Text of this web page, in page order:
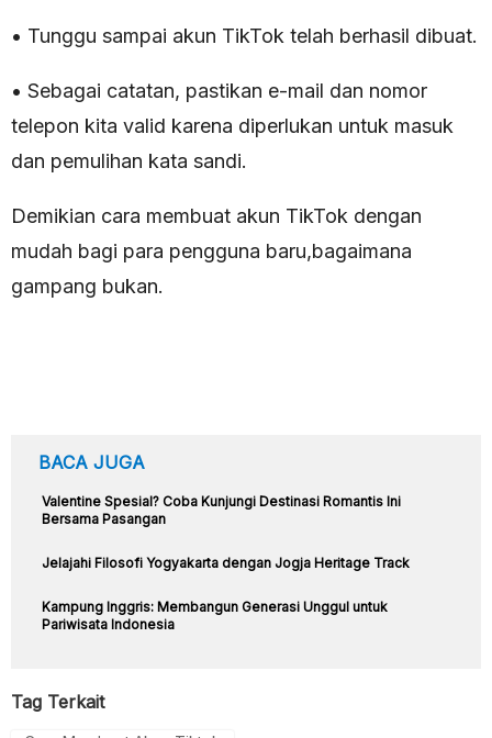
• Tunggu sampai akun TikTok telah berhasil dibuat.
• Sebagai catatan, pastikan e-mail dan nomor
telepon kita valid karena diperlukan untuk masuk
dan pemulihan kata sandi.
Demikian cara membuat akun TikTok dengan
mudah bagi para pengguna baru,bagaimana
gampang bukan.
BACA JUGA
Valentine Spesial? Coba Kunjungi Destinasi Romantis Ini
Bersama Pasangan
Jelajahi Filosofi Yogyakarta dengan Jogja Heritage Track
Kampung Inggris: Membangun Generasi Unggul untuk
Pariwisata Indonesia
Tag Terkait